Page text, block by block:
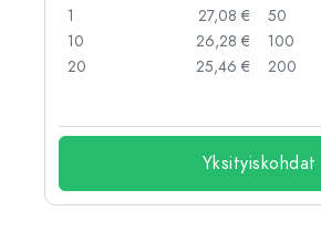
1
27,08 €
10
26,28 €
20
25,46 €
50
100
200
Yksityiskohdat